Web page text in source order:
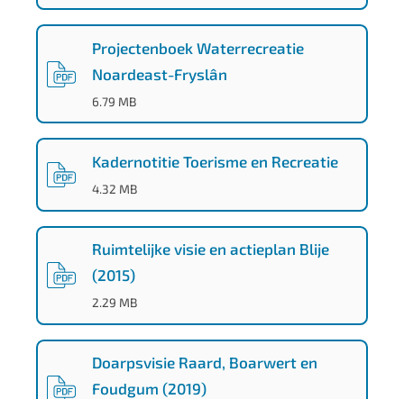
Projectenboek Waterrecreatie
Noardeast-Fryslân
(
PDF
-
6.79 MB)
Kadernotitie Toerisme en Recreatie
(
PDF
-
4.32 MB)
Ruimtelijke visie en actieplan Blije
(2015)
(
PDF
-
2.29 MB)
Doarpsvisie Raard, Boarwert en
Foudgum (2019)